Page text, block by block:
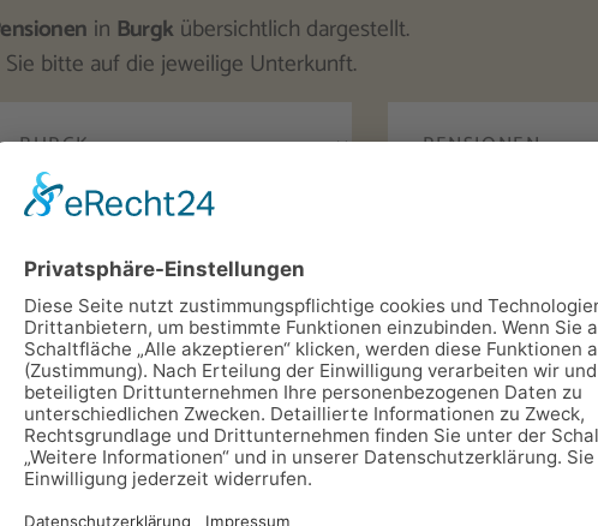
in Burgkübersichtlich dargestellt.
bitte auf die jeweilige Unterkunft.
Es wurden 1 Einträge auf 1 Seiten gefunden.
"Am Teich"
Am Teich 7, 07907 Schleiz
OT Gräfenwarth
0171 2653312